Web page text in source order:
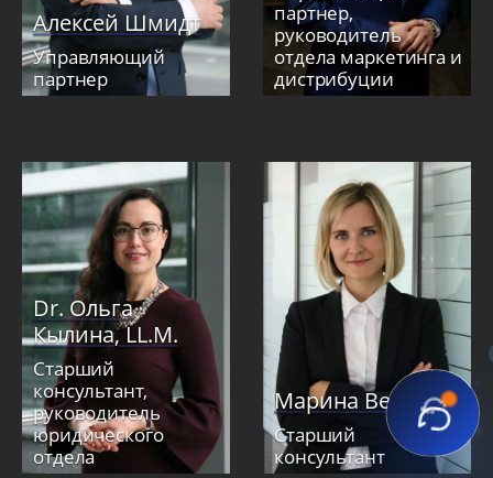
Алексей Шмидт
Управляющий
партнер
партнер,
руководитель
отдела маркетинга и
дистрибуции
Dr. Ольга
Кылина, LL.M.
Старший
консультант,
руководитель
юридического
отдела
Марина Вегер
Старший
консультант